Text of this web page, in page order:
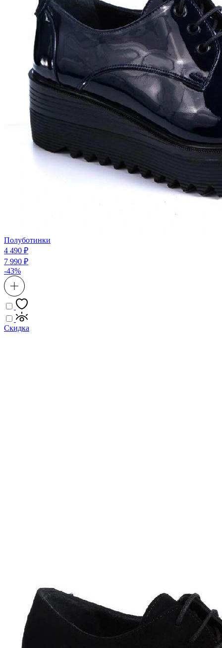
Полуботинки
4 490 ₽
7 990 ₽
-43%
Скидка